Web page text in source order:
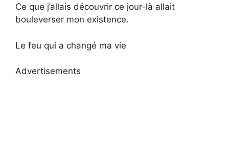
Ce que j’allais découvrir ce jour-là allait
bouleverser mon existence.
Le feu qui a changé ma vie
Advertisements